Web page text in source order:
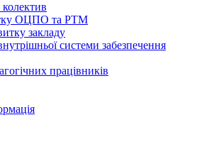
ОЦПО та РТМ
закладу
системи забезпечення
працівників